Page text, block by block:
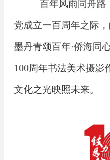
百年风雨同舟路
党成立一百周年之际
墨丹青颂百年·侨海
100周年书法美术摄影
文化之光映照未来。